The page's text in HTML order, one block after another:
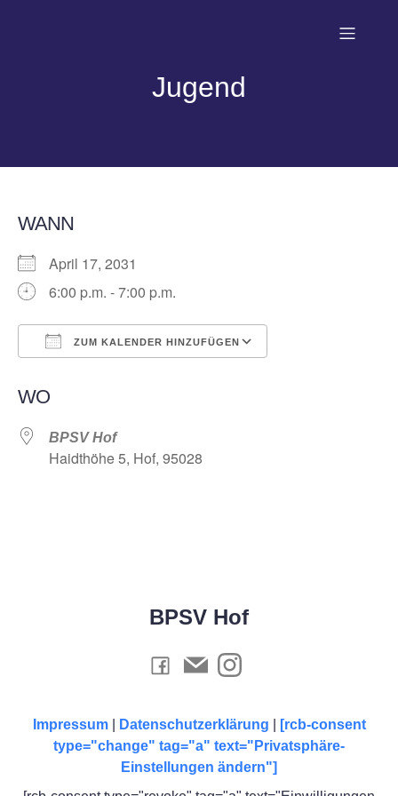
Jugend
WANN
April 17, 2031
6:00 p.m. - 7:00 p.m.
ZUM KALENDER HINZUFÜGEN
WO
BPSV Hof
Haidthöhe 5, Hof, 95028
BPSV Hof
Impressum Datenschutzerklärung
[rcb-consent
type="change" tag="a" text="Privatsphäre-
Einstellungen ändern"]